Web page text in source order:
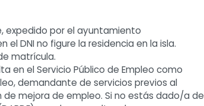
expedido por el ayuntamiento
DNI no figure la residencia en la isla.
matrícula.
en el Servicio Público de Empleo como
demandante de servicios previos al
mejora de empleo. Si no estás dado/a de